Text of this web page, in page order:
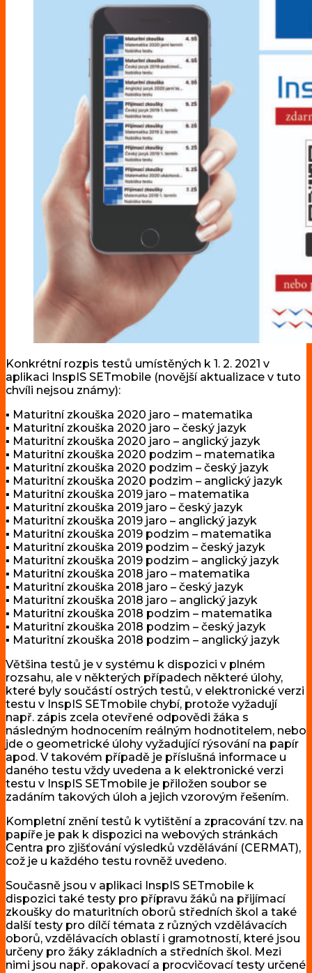
Konkrétní rozpis testů umístěných k 1. 2. 2021 v
aplikaci InspIS SETmobile (novější aktualizace v tuto
chvíli nejsou známy):
▪ Maturitní zkouška 2020 jaro – matematika
▪ Maturitní zkouška 2020 jaro – český jazyk
▪ Maturitní zkouška 2020 jaro – anglický jazyk
▪ Maturitní zkouška 2020 podzim – matematika
▪ Maturitní zkouška 2020 podzim – český jazyk
▪ Maturitní zkouška 2020 podzim – anglický jazyk
▪ Maturitní zkouška 2019 jaro – matematika
▪ Maturitní zkouška 2019 jaro – český jazyk
▪ Maturitní zkouška 2019 jaro – anglický jazyk
▪ Maturitní zkouška 2019 podzim – matematika
▪ Maturitní zkouška 2019 podzim – český jazyk
▪ Maturitní zkouška 2019 podzim – anglický jazyk
▪ Maturitní zkouška 2018 jaro – matematika
▪ Maturitní zkouška 2018 jaro – český jazyk
▪ Maturitní zkouška 2018 jaro – anglický jazyk
▪ Maturitní zkouška 2018 podzim – matematika
▪ Maturitní zkouška 2018 podzim – český jazyk
▪ Maturitní zkouška 2018 podzim – anglický jazyk
Většina testů je v systému k dispozici v plném
rozsahu, ale v některých případech některé úlohy,
které byly součástí ostrých testů, v elektronické verzi
testu v InspIS SETmobile chybí, protože vyžadují
např. zápis zcela otevřené odpovědi žáka s
následným hodnocením reálným hodnotitelem, nebo
jde o geometrické úlohy vyžadující rýsování na papír
apod. V takovém případě je příslušná informace u
daného testu vždy uvedena a k elektronické verzi
testu v InspIS SETmobile je přiložen soubor se
zadáním takových úloh a jejich vzorovým řešením.
Kompletní znění testů k vytištění a zpracování tzv. na
papíře je pak k dispozici na webových stránkách
Centra pro zjišťování výsledků vzdělávání (CERMAT),
což je u každého testu rovněž uvedeno.
Současně jsou v aplikaci InspIS SETmobile k
dispozici také testy pro přípravu žáků na přijímací
zkoušky do maturitních oborů středních škol a také
další testy pro dílčí témata z různých vzdělávacích
oborů, vzdělávacích oblastí i gramotností, které jsou
určeny pro žáky základních a středních škol. Mezi
nimi jsou např. opakovací a procvičovací testy určené